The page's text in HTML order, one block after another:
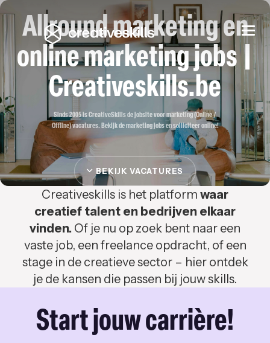
Allround marketing en
online marketing jobs |
Creativeskills.be
Sinds 2005 is CreativeSkills de jobsite voor marketing (Online /
Offline) vacatures. Bekijk de marketing jobs en solliciteer online!
BEKIJK VACATURES
Creativeskills is het platform waar
creatief talent en bedrijven elkaar
vinden. Of je nu op zoek bent naar een
vaste job, een freelance opdracht, of een
stage in de creatieve sector – hier ontdek
je de kansen die passen bij jouw skills.
Start jouw carrière!